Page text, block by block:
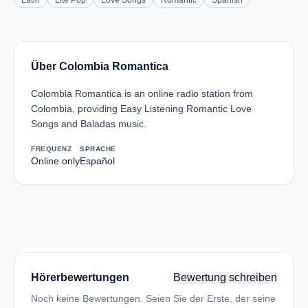
Über Colombia Romantica
Colombia Romantica is an online radio station from
Colombia, providing Easy Listening Romantic Love
Songs and Baladas music.
FREQUENZ
Online only
SPRACHE
Español
Hörerbewertungen Bewertung schreiben
Noch keine Bewertungen. Seien Sie der Erste, der seine